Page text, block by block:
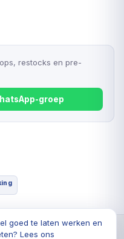
restocks en pre-
groep
goed te laten werken en
Lees ons